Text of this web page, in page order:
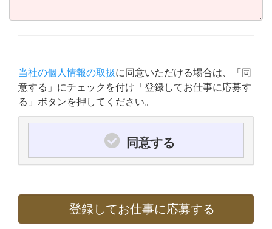
当社の個人情報の取扱に同意いただける場合は、「同
意する」にチェックを付け「登録してお仕事に応募す
る」ボタンを押してください。
同意する